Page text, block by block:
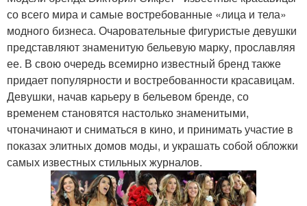
со всего мира и самые востребованные «лица и тела»
модного бизнеса. Очаровательные фигуристые девушки
представляют знаменитую бельевую марку, прославляя
ее. В свою очередь всемирно известный бренд также
придает популярности и востребованности красавицам.
Девушки, начав карьеру в бельевом бренде, со
временем становятся настолько знаменитыми,
чтоначинают и сниматься в кино, и принимать участие в
показах элитных домов моды, и украшать собой обложки
самых известных стильных журналов.